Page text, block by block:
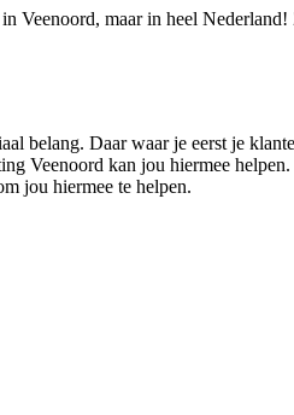
Veenoord, maar in heel
belang. Daar waar je eerst je
Veenoord kan jou hiermee
jou hiermee te helpen.